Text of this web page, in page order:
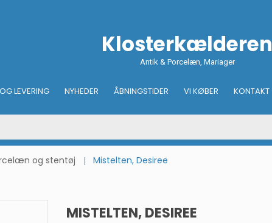
Klosterkælderen
Antik & Porcelæn, Mariager
LEVERING NYHEDER ÅBNINGSTIDER VI KØBER KONTAKT
og stentøj Mistelten, Desiree
MISTELTEN, DESIREE